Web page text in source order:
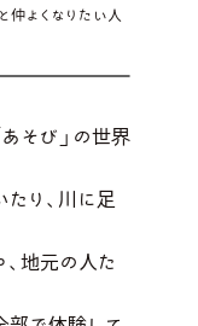
仲よくなりたい人
そび」の世界
り、川に足
地元の人た
ラム